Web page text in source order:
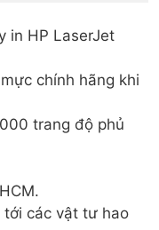
in HP LaserJet
chính hãng khi
trang độ phủ
tới các vật tư hao